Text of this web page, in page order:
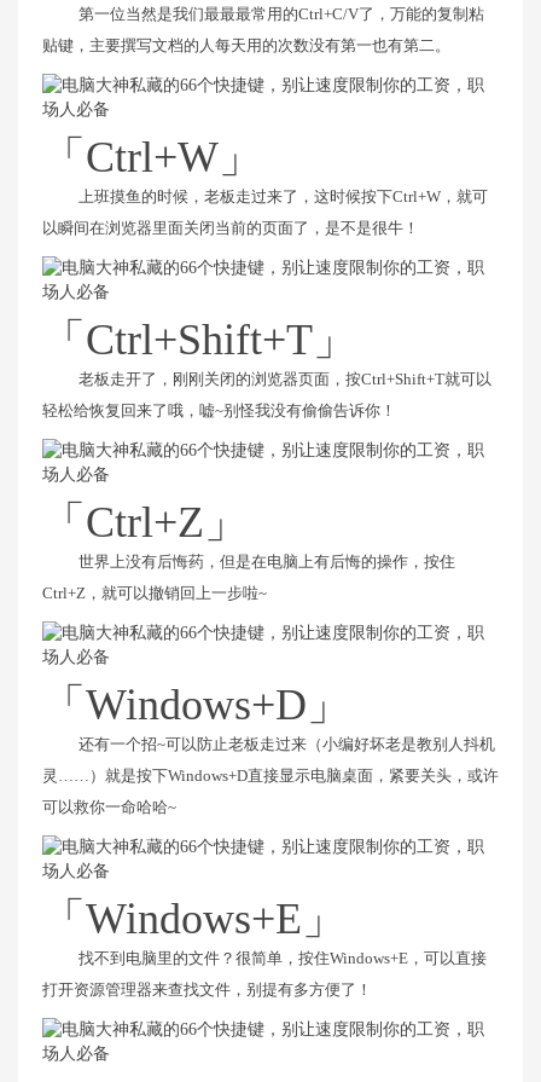
第一位当然是我们最最最常用的Ctrl+C/V了，万能的复制粘
贴键，主要撰写文档的人每天用的次数没有第一也有第二。
「Ctrl+W」
上班摸鱼的时候，老板走过来了，这时候按下Ctrl+W，就可
以瞬间在浏览器里面关闭当前的页面了，是不是很牛！
「Ctrl+Shift+T」
老板走开了，刚刚关闭的浏览器页面，按Ctrl+Shift+T就可以
轻松给恢复回来了哦，嘘~别怪我没有偷偷告诉你！
「Ctrl+Z」
世界上没有后悔药，但是在电脑上有后悔的操作，按住
Ctrl+Z，就可以撤销回上一步啦~
「Windows+D」
还有一个招~可以防止老板走过来（小编好坏老是教别人抖机
灵……）就是按下Windows+D直接显示电脑桌面，紧要关头，或许
可以救你一命哈哈~
「Windows+E」
找不到电脑里的文件？很简单，按住Windows+E，可以直接
打开资源管理器来查找文件，别提有多方便了！